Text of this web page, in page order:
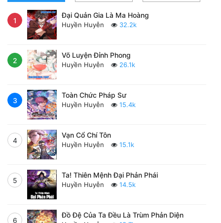
1
Đại Quản Gia Là Ma Hoàng
Huyền Huyễn 32.2k
2
Võ Luyện Đỉnh Phong
Huyền Huyễn 26.1k
3
Toàn Chức Pháp Sư
Huyền Huyễn 15.4k
4
Vạn Cổ Chí Tôn
Huyền Huyễn 15.1k
5
Ta! Thiên Mệnh Đại Phản Phái
Huyền Huyễn 14.5k
6
Đồ Đệ Của Ta Đều Là Trùm Phản Diện